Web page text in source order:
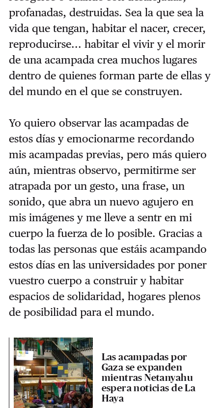
profanadas, destruidas. Sea la que sea la
vida que tengan, habitar el nacer, crecer,
reproducirse... habitar el vivir y el morir
de una acampada crea muchos lugares
dentro de quienes forman parte de ellas y
del mundo en el que se construyen.
Yo quiero observar las acampadas de
estos días y emocionarme recordando
mis acampadas previas, pero más quiero
aún, mientras observo, permitirme ser
atrapada por un gesto, una frase, un
sonido, que abra un nuevo agujero en
mis imágenes y me lleve a sentr en mi
cuerpo la fuerza de lo posible. Gracias a
todas las personas que estáis acampando
estos días en las universidades por poner
vuestro cuerpo a construir y habitar
espacios de solidaridad, hogares plenos
de posibilidad para el mundo.
Las acampadas por
Gaza se expanden
mientras Netanyahu
espera noticias de La
Haya